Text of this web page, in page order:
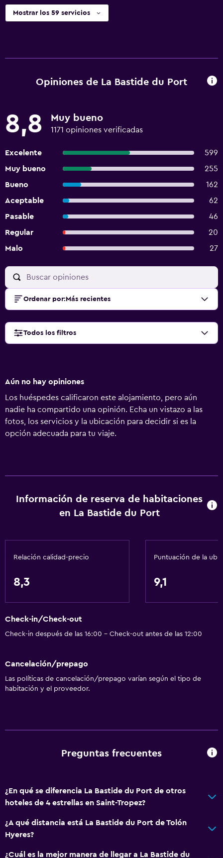
Mostrar los 59 servicios
Opiniones de La Bastide du Port
8,8 Muy bueno
1171 opiniones verificadas
Excelente
599
Muy bueno
255
Bueno
162
Aceptable
62
Pasable
46
Regular
20
Malo
27
Ordenar por: Más recientes
Todos los filtros
Aún no hay opiniones
Los huéspedes calificaron este alojamiento, pero aún
nadie ha compartido una opinión. Echa un vistazo a las
fotos, los servicios y la ubicación para decidir si es la
opción adecuada para tu viaje.
Información de reserva de habitaciones
en La Bastide du Port
Relación calidad-precio
8,3
Puntuación de la
9,1
Check-in/Check-out
Check-in después de las 16:00 - Check-out antes de las 12:00
Cancelación/prepago
Las políticas de cancelación/prepago varían según el tipo de
habitación y el proveedor.
Preguntas frecuentes
¿En qué se diferencia La Bastide du Port de otros
hoteles de 4 estrellas en Saint-Tropez?
¿A qué distancia está La Bastide du Port de Tolón
Hyeres?
¿Cuál es la mejor manera de llegar a La Bastide du